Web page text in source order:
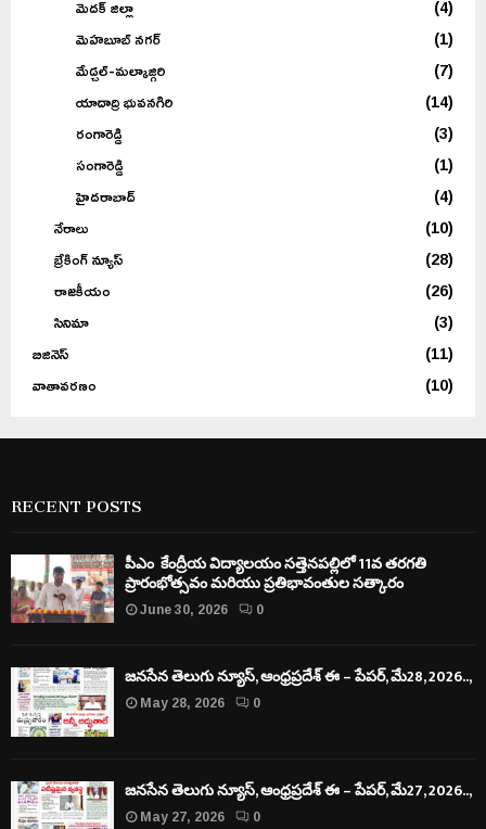
మెదక్ జిల్లా
(4)
మెహబూబ్ నగర్
(1)
మేడ్చల్-మల్కాజ్గిరి
(7)
యాదాద్రి భువనగిరి
(14)
రంగారెడ్డి
(3)
సంగారెడ్డి
(1)
హైదరాబాద్
(4)
నేరాలు
(10)
బ్రేకింగ్ న్యూస్
(28)
రాజకీయం
(26)
సినిమా
(3)
బిజినెస్
(11)
వాతావరణం
(10)
RECENT POSTS
పీఎం కేంద్రీయ విద్యాలయం సత్తెనపల్లిలో 11వ తరగతి
ప్రారంభోత్సవం మరియు ప్రతిభావంతుల సత్కారం
June 30, 2026
0
జనసేన తెలుగు న్యూస్, ఆంధ్రప్రదేశ్ ఈ – పేపర్, మే28, 2026..,
May 28, 2026
0
జనసేన తెలుగు న్యూస్, ఆంధ్రప్రదేశ్ ఈ – పేపర్, మే27, 2026..,
May 27, 2026
0